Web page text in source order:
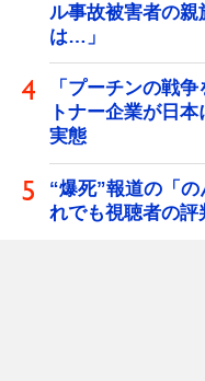
ル事故被害者の
は…」
「プーチンの戦
トナー企業が日
実態
“爆死”報道の「
れでも視聴者の評